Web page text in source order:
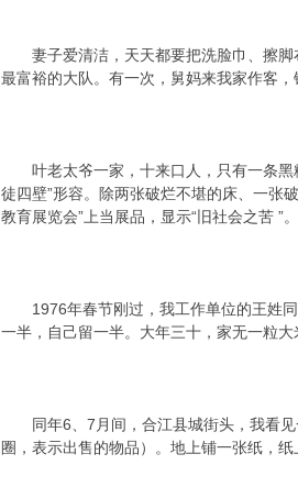
妻子爱清洁，天天都要把洗脸巾、擦脚
最富裕的大队。有一次，舅妈来我家作客
叶老太爷一家，十来口人，只有一条黑
徒四壁”形容。除两张破烂不堪的床、一张
教育展览会”上当展品，显示“旧社会之苦 ”。
1976年春节刚过，我工作单位的王姓同
一半，自己留一半。大年三十，家无一粒
同年6、7月间，合江县城街头，我看见
圈，表示出售的物品）。地上铺一张纸，